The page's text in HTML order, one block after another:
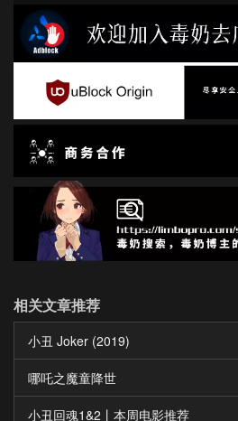
相关文章推荐
小丑 Joker (2019)
哪吒之魔童降世
小丑回魂1&2丨本周电影推荐